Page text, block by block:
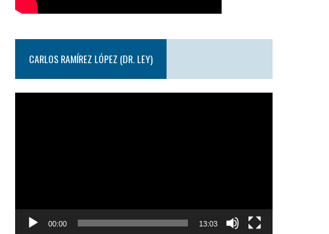
CARLOS RAMÍREZ LÓPEZ (DR. LEY)
00:00 13:03